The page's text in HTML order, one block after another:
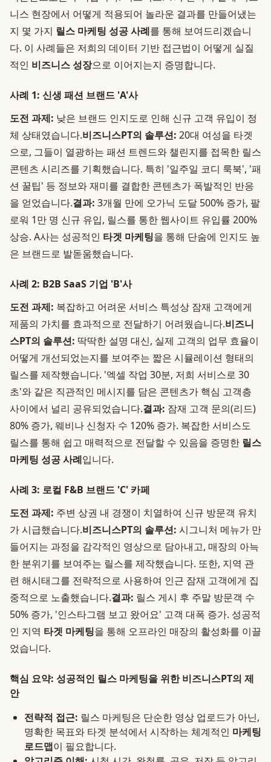
니스 현장에서 어떻게 적용되어 놀라운 결과를 만들어냈는
지 몇 가지 릴스 마케팅 성공 사례를 통해 보여드리겠습니
다. 이 사례들은 저희의 데이터 기반 접근법이 어떻게 실질
적인 비즈니스 성장으로 이어지는지 증명합니다.
사례 1: 신생 패션 브랜드 'A'사
도전 과제: 낮은 브랜드 인지도로 인해 신규 고객 유입이 정
체 상태였습니다.비즈니스PT의 솔루션: 20대 여성을 타겟
으로, 그들이 열광하는 패션 트렌드와 챌린지를 접목한 릴스
콘텐츠 시리즈를 기획했습니다. 특히 '일주일 코디 룩북', '패
션 꿀팁' 등 정보와 재미를 결합한 콘텐츠가 폭발적인 반응
을 얻었습니다.결과: 3개월 만에 오가닉 도달 500% 증가, 팔
로워 1만 명 신규 유입, 릴스를 통한 웹사이트 유입률 200%
상승. A사는 성공적인 타겟 마케팅을 통해 단숨에 인지도 높
은 브랜드로 발돋움했습니다.
사례 2: B2B SaaS 기업 'B'사
도전 과제: 복잡하고 어려운 서비스 특성상 잠재 고객에게
제품의 가치를 효과적으로 전달하기 어려웠습니다.비즈니
스PT의 솔루션: 딱딱한 설명 대신, 실제 고객의 업무 효율이
어떻게 개선되었는지를 보여주는 짧은 시뮬레이션 형태의
릴스를 제작했습니다. '엑셀 작업 30분, 저희 서비스로 30
초'와 같은 직관적인 메시지를 담은 콘텐츠가 핵심 고객층
사이에서 널리 공유되었습니다.결과: 잠재 고객 문의(리드)
80% 증가, 웨비나 신청자 수 120% 증가. 복잡한 서비스도
릴스를 통해 쉽고 매력적으로 전달할 수 있음을 증명한 릴스
마케팅 성공 사례입니다.
사례 3: 로컬 F&B 브랜드 'C' 카페
도전 과제: 주변 상권 내 경쟁이 치열하여 신규 방문객 유치
가 시급했습니다.비즈니스PT의 솔루션: 시그니처 메뉴가 만
들어지는 과정을 감각적인 영상으로 담아내고, 매장의 아늑
한 분위기를 보여주는 릴스를 제작했습니다. 또한, 지역 관
련 해시태그를 전략적으로 사용하여 인근 잠재 고객에게 집
중적으로 노출했습니다.결과: 릴스 게시 후 주말 방문객 수
50% 증가, '인스타그램 보고 왔어요' 고객 대폭 증가. 성공적
인 지역 타겟 마케팅을 통해 오프라인 매장의 활성화를 이끌
었습니다.
핵심 요약: 성공적인 릴스 마케팅을 위한 비즈니스PT의 제
안
전략적 접근: 릴스 마케팅은 단순한 영상 업로드가 아닌,
명확한 목표와 타겟 분석에서 시작하는 체계적인 마케팅
로드맵이 필요합니다.